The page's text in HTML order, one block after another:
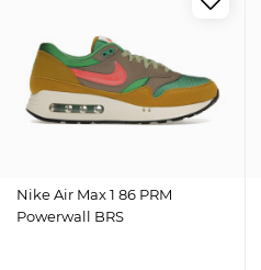
Nike Air Max 1 86 PRM
Powerwall BRS